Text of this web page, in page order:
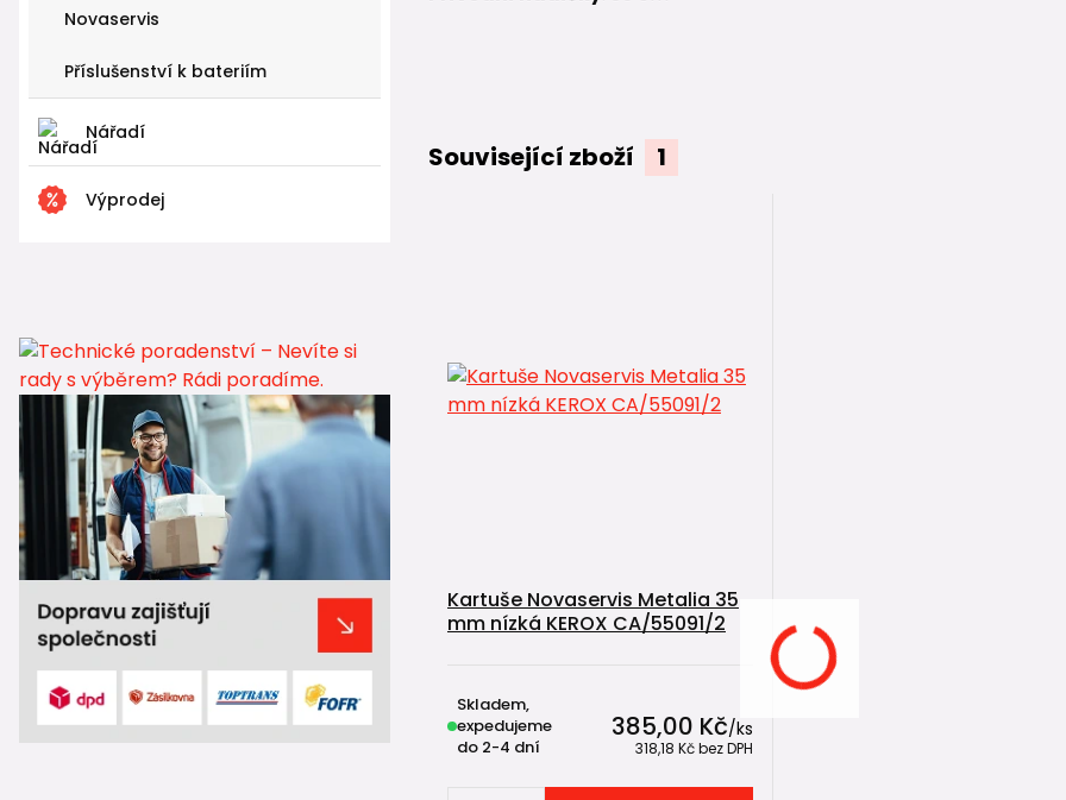
Novaservis
Příslušenství k bateriím
Nářadí
Výprodej
Související zboží 1
Kartuše Novaservis Metalia 35
mm nízká KEROX CA/55091/2
385,00 Kč/ks
318,18 Kčbez DPH
Skladem,
expedujeme
do 2-4 dní